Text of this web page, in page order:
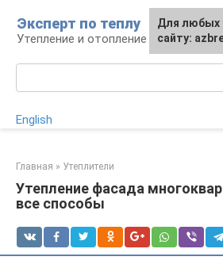
контенту
Эксперт по теплу
Утепление и отопление
English
Главная » Утеплители
Утепление фасада
все способы
Для любых
сайту: